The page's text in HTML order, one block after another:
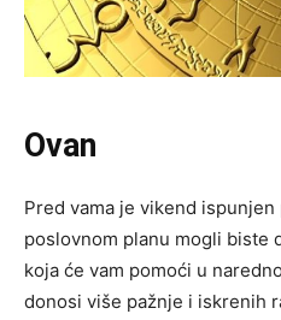
Ovan
Pred vama je vikend
poslovnom planu mogli biste
koja će vam pomoći u
donosi više pažnje i iskrenih